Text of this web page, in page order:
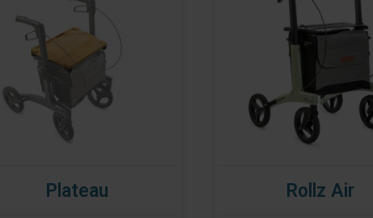
Plateau Rollz Air